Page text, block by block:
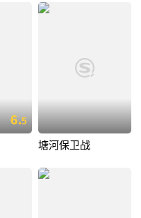
6.5
塘河保卫战